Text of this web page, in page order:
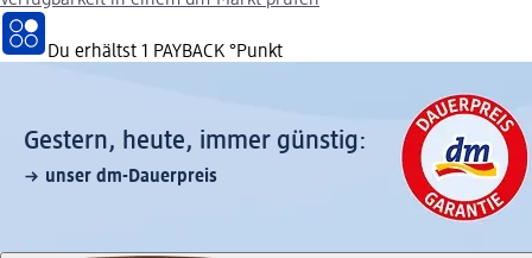
Du erhältst 1 PAYBACK °Punkt
Gestern, heute, immer günstig:
unser dm-Dauerpreis